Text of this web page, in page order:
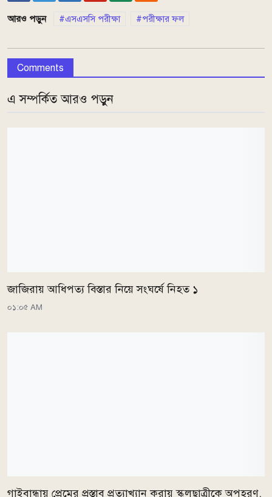
আরও পড়ুন এসএসসি পরীক্ষা পরীক্ষার ফল
Comments
এ সম্পর্কিত আরও পড়ুন
জাজিরায় আধিপত্য বিস্তার নিয়ে সংঘর্ষে নিহত ১
০১:০৫ AM
গাইবান্ধায় প্রেমের প্রস্তাব প্রত্যাখ্যান করায় স্কুলছাত্রীকে অপহরণ,